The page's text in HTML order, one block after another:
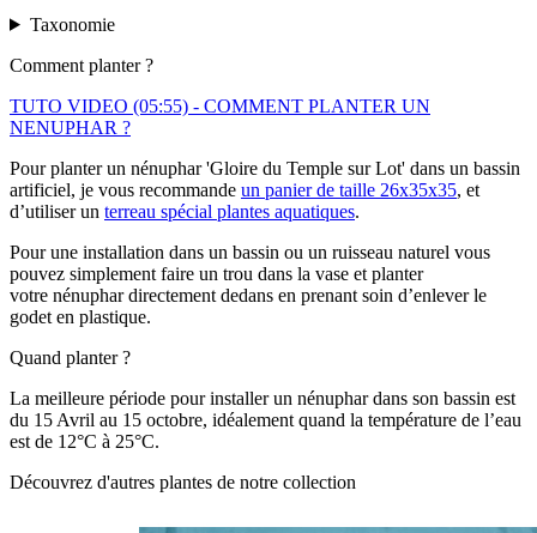
Taxonomie
Comment planter ?
TUTO VIDEO (05:55) - COMMENT PLANTER UN
NENUPHAR ?
Pour planter un nénuphar 'Gloire du Temple sur Lot' dans un bassin
artificiel, je vous recommande un panier de taille 26x35x35, et
d’utiliser un terreau spécial plantes aquatiques.
Pour une installation dans un bassin ou un ruisseau naturel vous
pouvez simplement faire un trou dans la vase et planter
votre nénuphar directement dedans en prenant soin d’enlever le
godet en plastique.
Quand planter ?
La meilleure période pour installer un nénuphar dans son bassin est
du 15 Avril au 15 octobre, idéalement quand la température de l’eau
est de 12°C à 25°C.
Découvrez d'autres plantes de notre collection